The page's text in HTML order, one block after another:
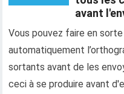
avant
Vous pouvez faire en
automatiquement
sortants avant de les
ceci à se produire avant